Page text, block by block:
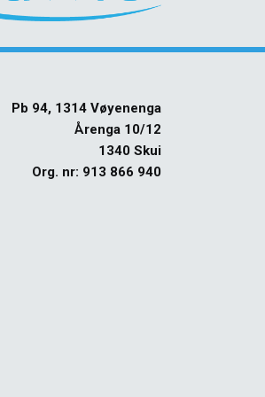
Pb 94, 1314 Vøyenenga
Årenga 10/12
1340 Skui
Org. nr: 913 866 940